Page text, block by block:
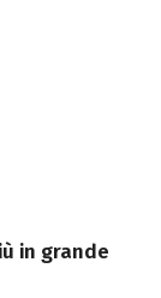
in grande